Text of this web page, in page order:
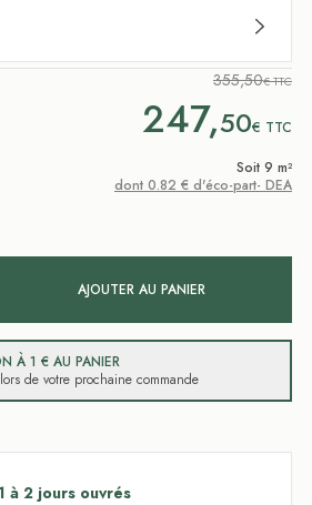
355,50€ TTC
247,50€ TTC
Soit 9 m²
dont 0.82 € d'éco-part- DEA
AJOUTER AU PANIER
À 1 € AU PANIER
de votre prochaine commande
à 2 jours ouvrés